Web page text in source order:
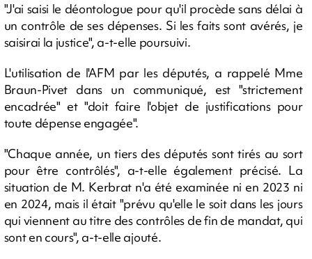
"J'ai saisi le déontologue pour qu'il procède sans délai à
un contrôle de ses dépenses. Si les faits sont avérés, je
saisirai la justice", a-t-elle poursuivi.
L'utilisation de l'AFM par les députés, a rappelé Mme
Braun-Pivet dans un communiqué, est "strictement
encadrée" et "doit faire l'objet de justifications pour
toute dépense engagée".
"Chaque année, un tiers des députés sont tirés au sort
pour être contrôlés", a-t-elle également précisé. La
situation de M. Kerbrat n'a été examinée ni en 2023 ni
en 2024, mais il était "prévu qu'elle le soit dans les jours
qui viennent au titre des contrôles de fin de mandat, qui
sont en cours", a-t-elle ajouté.